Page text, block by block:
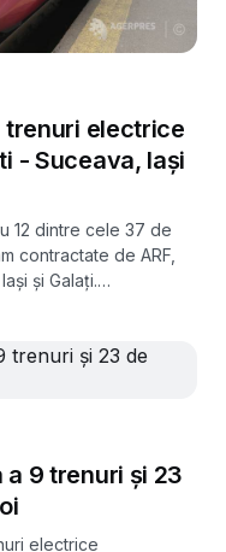
trenuri electrice
- Suceava, Iași
12 dintre cele 37 de
contractate de ARF,
și Galați.
9 trenuri și 23
electrice